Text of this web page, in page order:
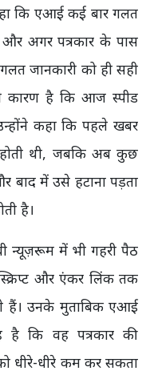
कि एआई कई बार गलत
अगर पत्रकार के पास
जानकारी को ही सही
कारण है कि आज स्पीड
कहा कि पहले खबर
होती थी, जबकि अब कुछ
बाद में उसे हटाना पड़ता
है।
न्यूज़रूम में भी गहरी पैठ
और एंकर लिंक तक
हैं। उनके मुताबिक एआई
है कि वह पत्रकार की
धीरे-धीरे कम कर सकता